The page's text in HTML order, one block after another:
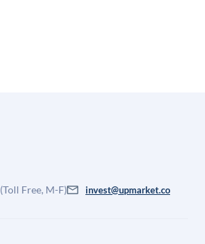
(Toll Free, M-F) invest@upmarket.co